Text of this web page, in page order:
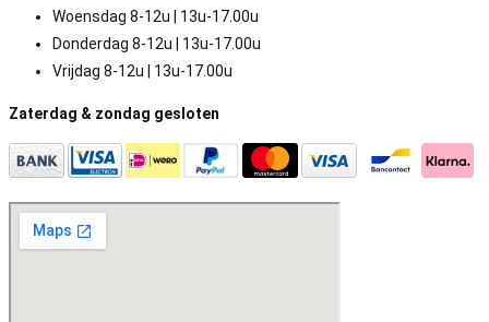
Woensdag 8-12u | 13u-17.00u
Donderdag 8-12u | 13u-17.00u
Vrijdag 8-12u | 13u-17.00u
Zaterdag & zondag gesloten